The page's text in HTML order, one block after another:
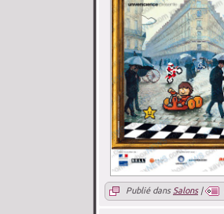
Publié dans Salons|